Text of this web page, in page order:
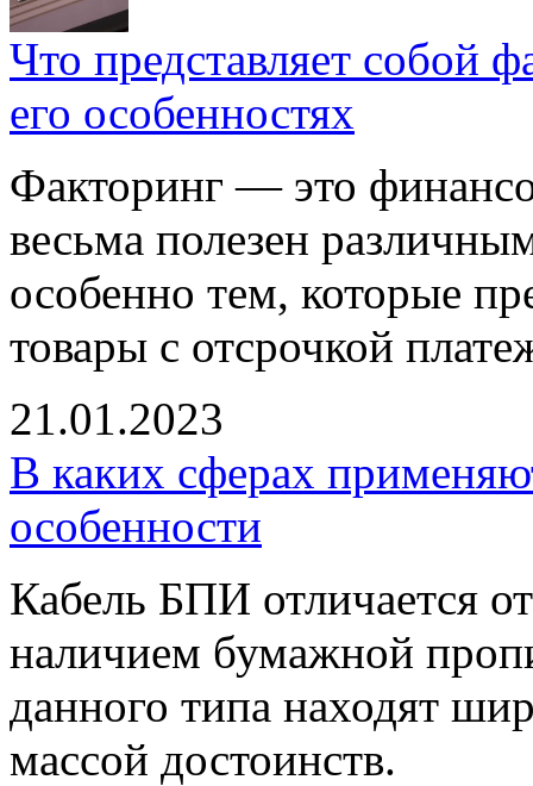
Что представляет собой
его особенностях
Факторинг — это
весьма полезен
особенно тем, которые
товары с отсрочкой
21.01.2023
В каких сферах
особенности
Кабель БПИ отличается
наличием бумажной
данного типа находят
массой достоинств.